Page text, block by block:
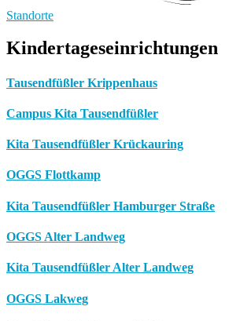
Standorte
Kindertageseinrichtungen
Tausendfüßler Krippenhaus
Campus Kita Tausendfüßler
Kita Tausendfüßler Krückauring
OGGS Flottkamp
Kita Tausendfüßler Hamburger Straße
OGGS Alter Landweg
Kita Tausendfüßler Alter Landweg
OGGS Lakweg